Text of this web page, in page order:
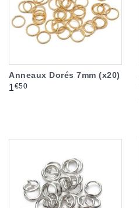
Anneaux Dorés 7mm (x20)
Prix
1€50